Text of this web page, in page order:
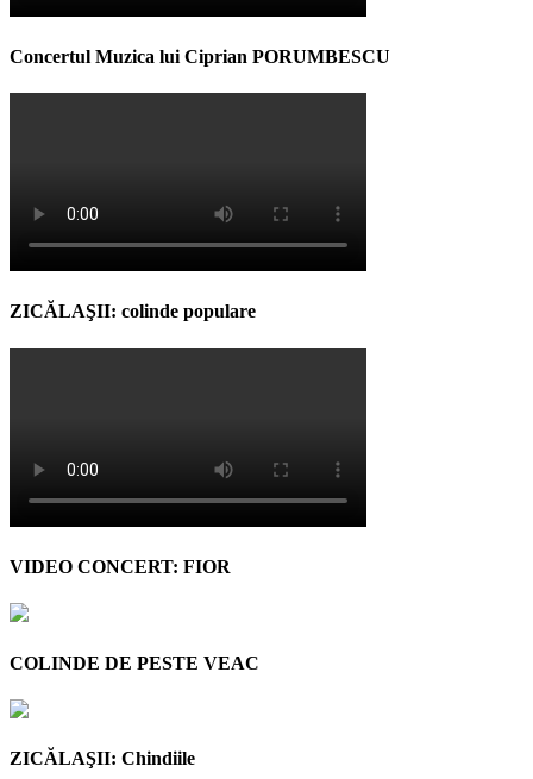
Concertul Muzica lui Ciprian PORUMBESCU
ZICĂLAŞII: colinde populare
VIDEO CONCERT: FIOR
COLINDE DE PESTE VEAC
ZICĂLAŞII: Chindiile